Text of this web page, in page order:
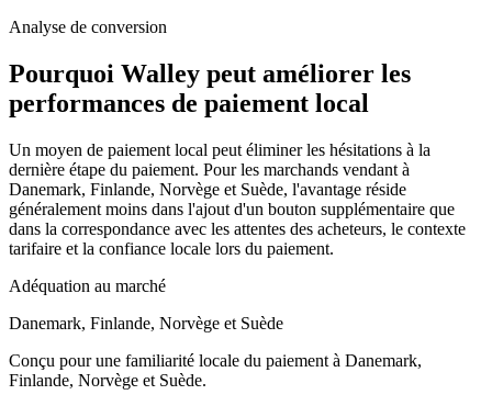
Analyse de conversion
Pourquoi Walley peut améliorer les
performances de paiement local
Un moyen de paiement local peut éliminer les hésitations à la
dernière étape du paiement. Pour les marchands vendant à
Danemark, Finlande, Norvège et Suède, l'avantage réside
généralement moins dans l'ajout d'un bouton supplémentaire que
dans la correspondance avec les attentes des acheteurs, le contexte
tarifaire et la confiance locale lors du paiement.
Adéquation au marché
Danemark, Finlande, Norvège et Suède
Conçu pour une familiarité locale du paiement à Danemark,
Finlande, Norvège et Suède.